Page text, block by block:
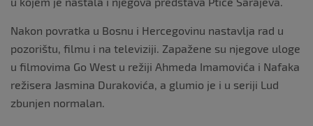
Nakon povratka u Bosnu i Hercegovinu nastavlja rad u
pozorištu, filmu i na televiziji. Zapažene su njegove uloge
u filmovima Go West u režiji Ahmeda Imamovića i Nafaka
režisera Jasmina Durakovića, a glumio je i u seriji Lud
zbunjen normalan.